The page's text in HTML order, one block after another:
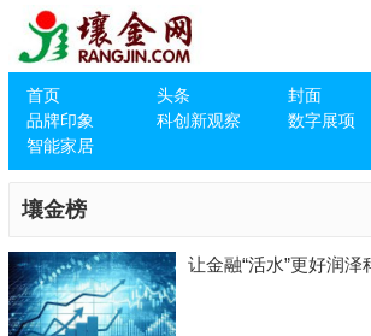
首页 头条 封面
品牌印象
科创新观察 数字展项
智能家居
壤金榜
让金融“活水”更好润泽